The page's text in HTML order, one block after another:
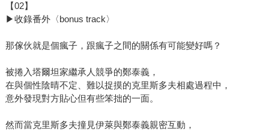
【02】
▶收錄番外〈bonus track〉
那傢伙就是個瘋子，跟瘋子之間的關係有可能變好嗎？
被捲入塔爾坦家繼承人競爭的鄭泰義，
在與個性陰晴不定、難以捉摸的克里斯多夫相處過程中，
意外發現對方貼心但有些笨拙的一面。
然而當克里斯多夫撞見伊萊與鄭泰義親密互動，